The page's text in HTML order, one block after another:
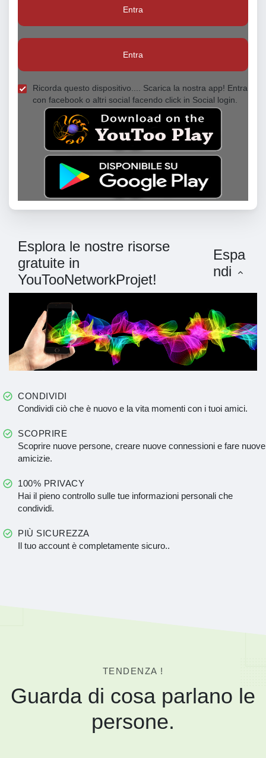
Entra
Entra
Ricorda questo dispositivo.... Scarica la nostra app! Entra
con facebook o altri social facendo click in Social login.
Esplora le nostre risorse
gratuite in
YouTooNetworkProjet!
Espa
ndi
CONDIVIDI
Condividi ciò che è nuovo e la vita momenti con i tuoi amici.
SCOPRIRE
Scoprire nuove persone, creare nuove connessioni e fare nuove
amicizie.
100% PRIVACY
Hai il pieno controllo sulle tue informazioni personali che
condividi.
PIÙ SICUREZZA
Il tuo account è completamente sicuro..
TENDENZA !
Guarda di cosa parlano le
persone.